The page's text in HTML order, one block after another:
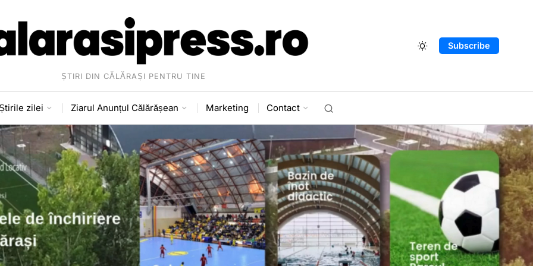
ȘTIRI DIN CĂLĂRAȘI PENTRU TINE
Subscribe
zilei Ziarul Anunțul Călărășean Marketing Contact